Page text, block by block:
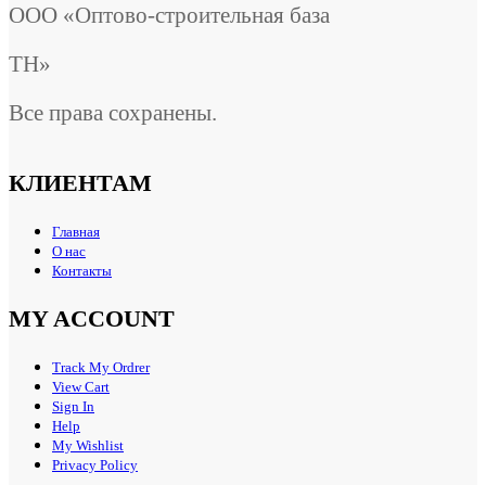
ООО «Оптово-строительная база
ТН»
Все права сохранены.
КЛИЕНТАМ
Главная
О нас
Контакты
MY ACCOUNT
Track My Ordrer
View Cart
Sign In
Help
My Wishlist
Privacy Policy